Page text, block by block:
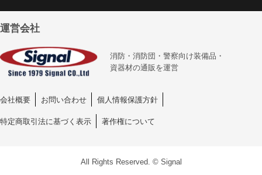
運営会社
消防・消防団・警察向け装備品・
資器材の通販を運営
会社概要 お問い合わせ 個人情報保護方針
特定商取引法に基づく表示 著作権について
All Rights Reserved. © Signal